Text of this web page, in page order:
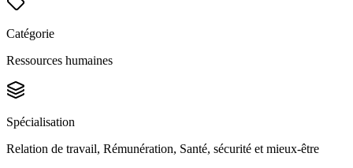
Catégorie
Ressources humaines
Spécialisation
Relation de travail, Rémunération, Santé, sécurité et mieux-être